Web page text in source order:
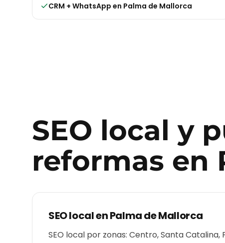
CRM + WhatsApp en Palma de Mallorca
SEO local y
reformas en
SEO local enPalma de Mallorca
SEO local por zonas: Centro, Santa Catalina,